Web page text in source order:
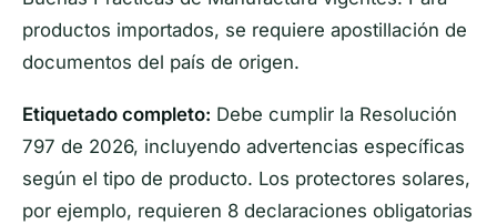
productos importados, se requiere apostillación de
documentos del país de origen.
Etiquetado completo: Debe cumplir la Resolución
797 de 2026, incluyendo advertencias específicas
según el tipo de producto. Los protectores solares,
por ejemplo, requieren 8 declaraciones obligatorias